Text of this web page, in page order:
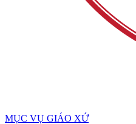
MỤC VỤ GIÁO XỨ